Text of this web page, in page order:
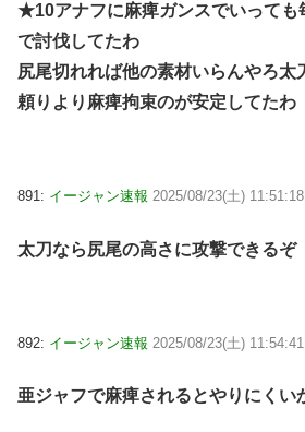
★10アナフに麻痺ガンスでいっても
で討伐してたわ
尻尾切れれば他の素材いらんやろ太
頼りより麻痺拘束のが安定してたわ
891: イージャン速報 2025/08/23(土)
太刀なら尻尾の高さに攻撃できるぞ
892: イージャン速報 2025/08/23(土)
亜ジャフで麻痺されるとやりにくい